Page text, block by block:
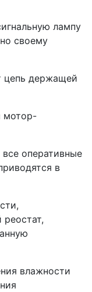
лампу
своему
цепь держащей
мотор-
оперативные
в
влажности